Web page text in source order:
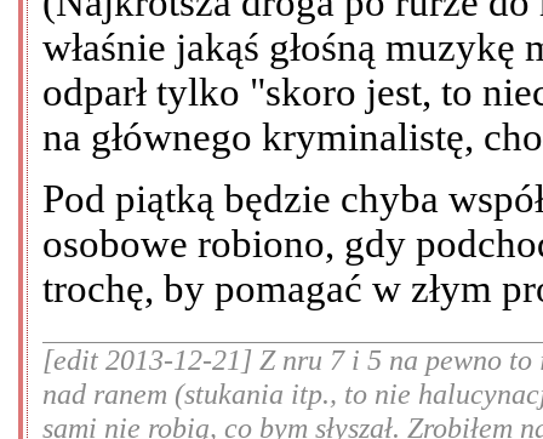
właśnie jakąś głośną muzykę
odparł tylko "skoro jest, to
na głównego kryminalistę,
Pod piątką będzie chyba
osobowe robiono, gdy
trochę, by pomagać w złym
[edit 2013-12-21] Z nru 7 i 5 na pewno
nad ranem (stukania itp., to nie
sami nie robią, co bym słyszał.